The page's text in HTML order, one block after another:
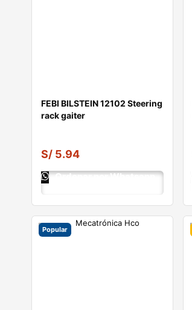
FEBI BILSTEIN 12102 Steering
rack gaiter
S/ 5.94
Ordenar por Whatsapp
Popular